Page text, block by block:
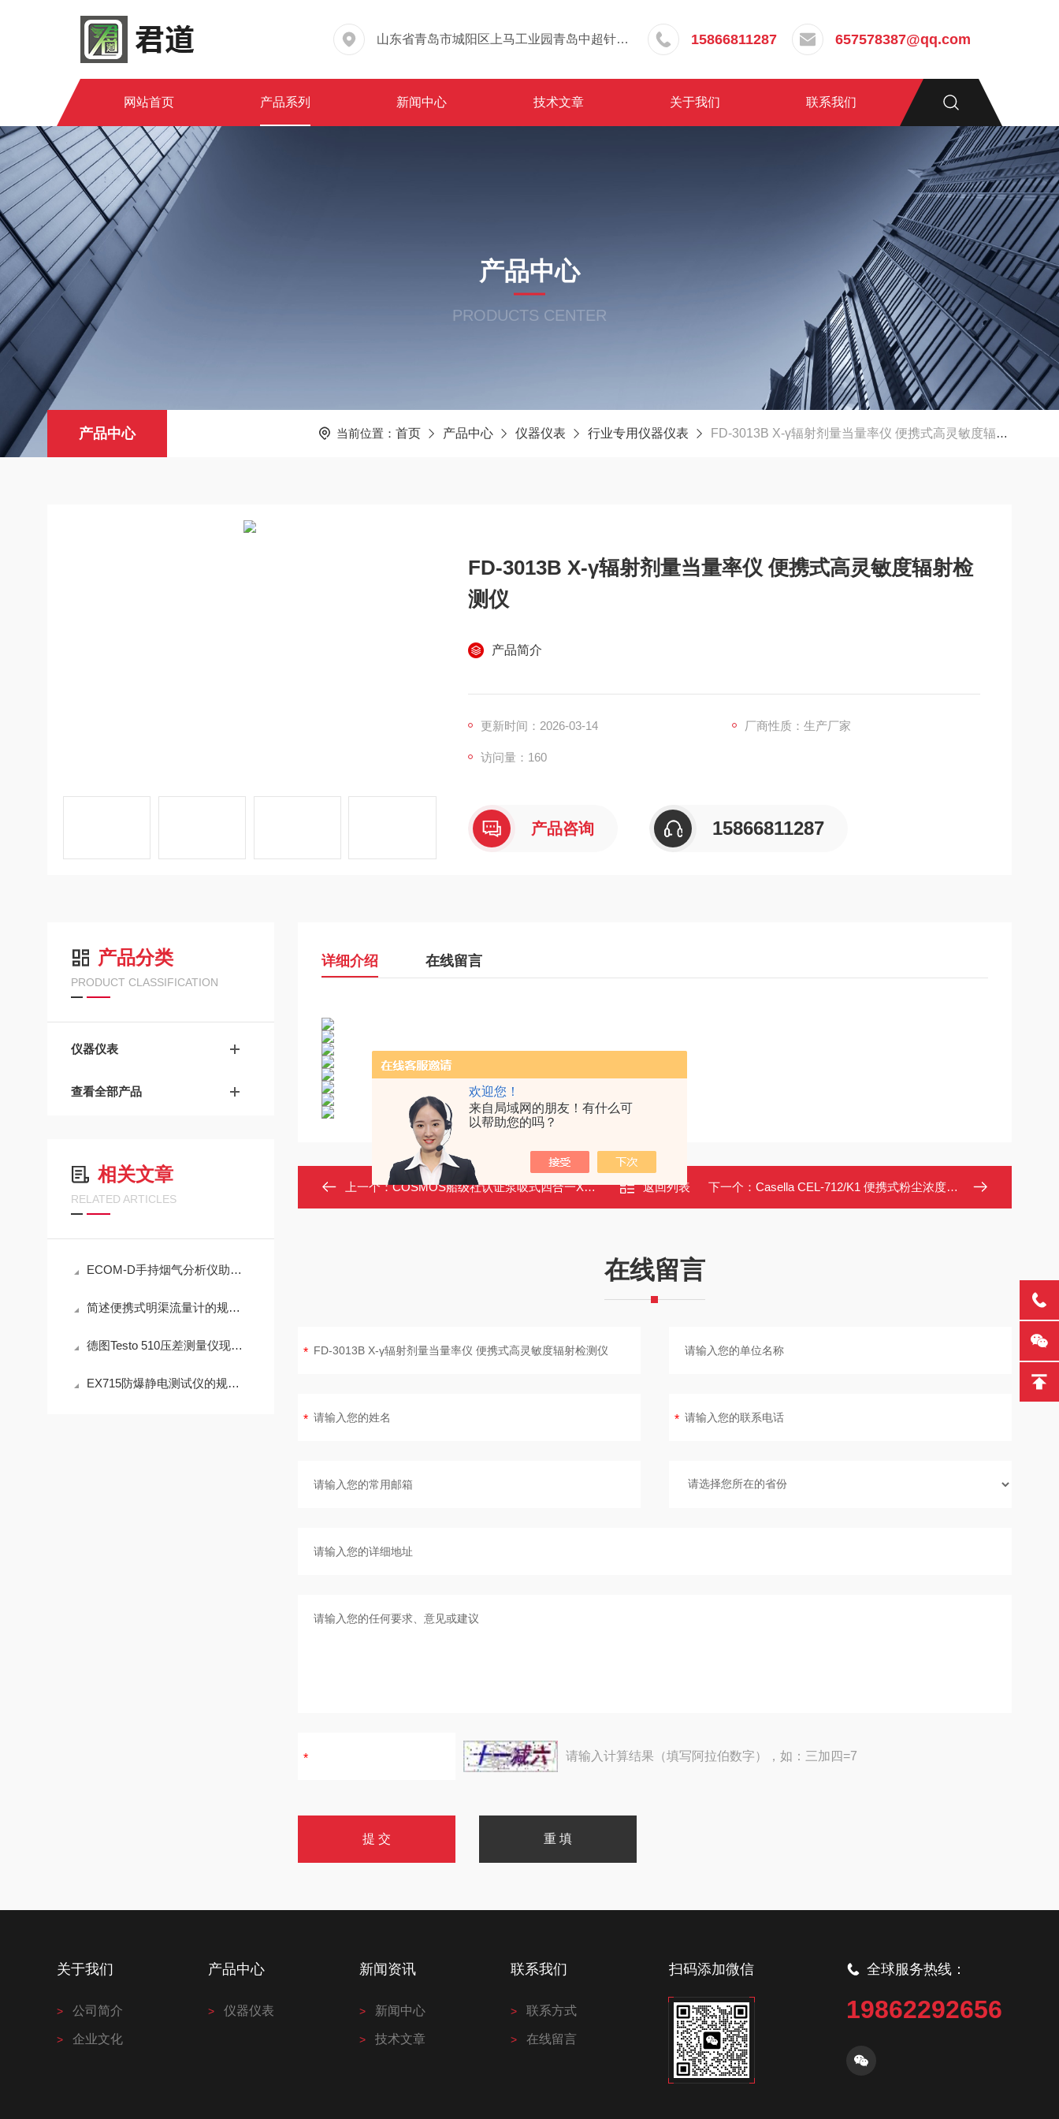
欢迎您！
来自局域网的朋友！有什么可
以帮助您的吗？
山东省青岛市城阳区上马工业园青岛中超针织有限公司院内东办公楼三层 15866811287 657578387@qq.com
网站首页 产品系列 新闻中心 技术文章 关于我们 联系我们
产品中心
PRODUCTS CENTER
产品中心 当前位置： 首页 产品中心 仪器仪表 行业专用仪器仪表 FD-3013B X-γ辐射剂量当量率仪 便携式高灵敏度辐射检测仪
FD-3013B X-γ辐射剂量当量率仪 便携式高灵敏度辐射检
测仪
产品简介
更新时间：2026-03-14 厂商性质：生产厂家
访问量：160
产品咨询 15866811287
产品分类
PRODUCT CLASSIFICATION
仪器仪表
查看全部产品
相关文章
RELATED ARTICLES
ECOM-D手持烟气分析仪助力工业排放精准检测
简述便携式明渠流量计的规范操作流程
德图Testo 510压差测量仪现场测量操作与误差控制
EX715防爆静电测试仪的规范定期维护保养方法分享
详细介绍 在线留言
上一个：COSMOS船级社认证泵吸式四合一XP-302M 返回列表 下一个： Casella CEL-712/K1 便携式粉尘浓度检测仪 实时数据显示
在线留言
请输入计算结果（填写阿拉伯数字），如：三加四=7
关于我们
公司简介
企业文化
产品中心
仪器仪表
新闻资讯
新闻中心
技术文章
联系我们
联系方式
在线留言
扫码添加微信 全球服务热线：
19862292656